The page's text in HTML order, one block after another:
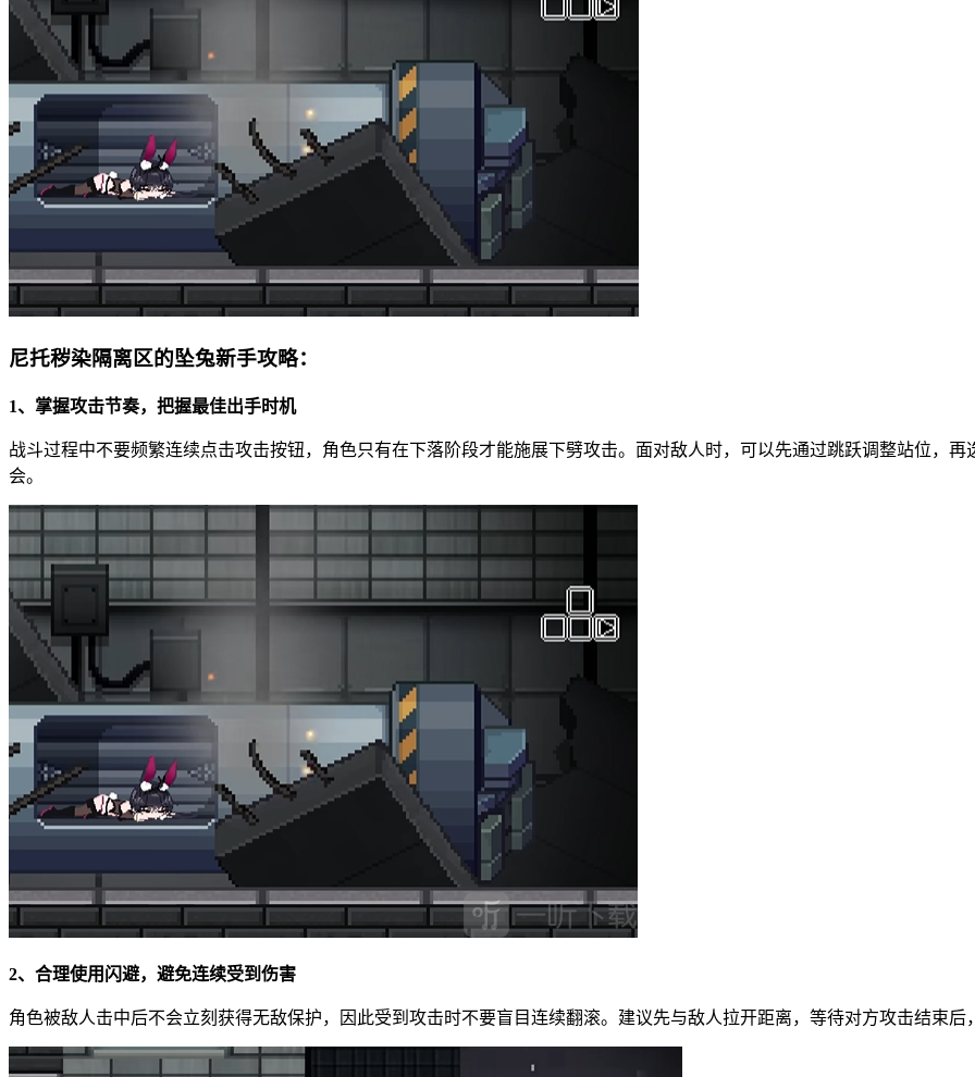
尼托秽染隔离区的坠兔新手攻略：
1、掌握攻击节奏，把握最佳出手时机
战斗过程中不要频繁连续点击攻击按钮，角色只有在下落阶段才能施展下劈攻击。面对敌人时，可以先通过跳跃调整站位，
会。
2、合理使用闪避，避免连续受到伤害
角色被敌人击中后不会立刻获得无敌保护，因此受到攻击时不要盲目连续翻滚。建议先与敌人拉开距离，等待对方攻击结束后